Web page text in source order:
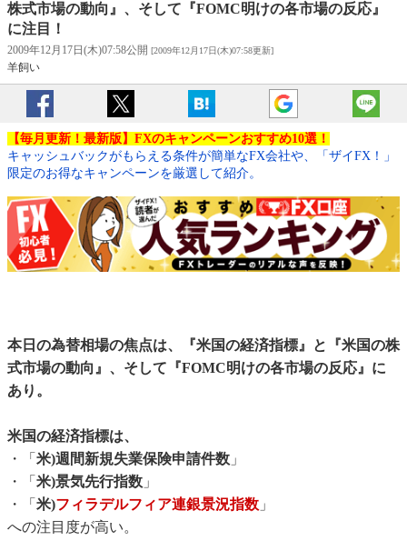
株式市場の動向』、そして『FOMC明けの各市場の反応』
に注目！
2009年12月17日(木)07:58公開 [2009年12月17日(木)07:58更新]
羊飼い
【毎月更新！最新版】FXのキャンペーンおすすめ10選！
キャッシュバックがもらえる条件が簡単なFX会社や、「ザイFX！」
限定のお得なキャンペーンを厳選して紹介。
本日の為替相場の焦点は、『米国の経済指標』と『米国の株
式市場の動向』、そして『FOMC明けの各市場の反応』に
あり。
米国の経済指標は、
・「 米)週間新規失業保険申請件数 」
・「 米)景気先行指数 」
・「 米)フィラデルフィア連銀景況指数 」
への注目度が高い。